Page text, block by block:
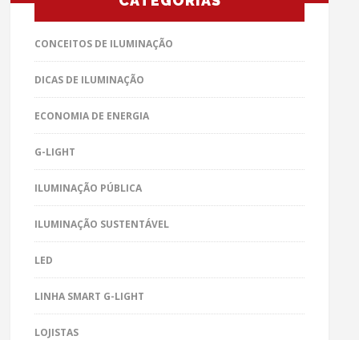
CONCEITOS DE ILUMINAÇÃO
DICAS DE ILUMINAÇÃO
ECONOMIA DE ENERGIA
G-LIGHT
ILUMINAÇÃO PÚBLICA
ILUMINAÇÃO SUSTENTÁVEL
LED
LINHA SMART G-LIGHT
LOJISTAS